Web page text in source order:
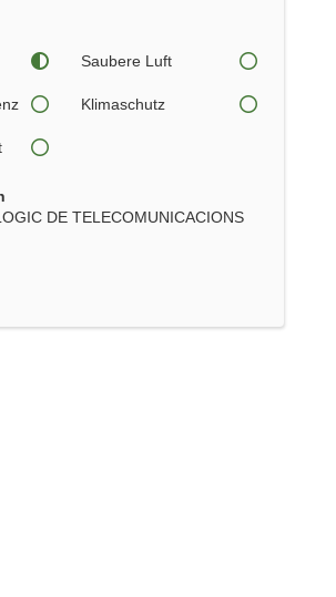
Saubere Luft
Klimaschutz
DE TELECOMUNICACIONS